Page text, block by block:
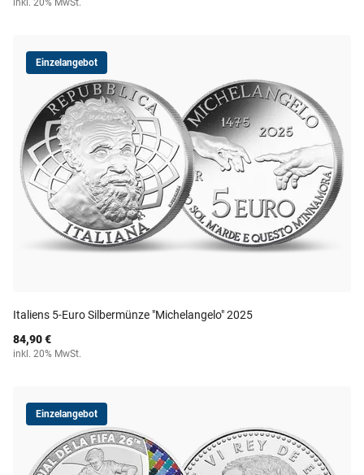
inkl. 20% MwSt.
Einzelangebot
Italiens 5-Euro Silbermünze "Michelangelo" 2025
84,90 €
inkl. 20% MwSt.
Einzelangebot